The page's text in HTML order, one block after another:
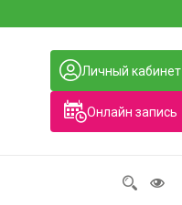
Онлайн запись
Личный кабинет